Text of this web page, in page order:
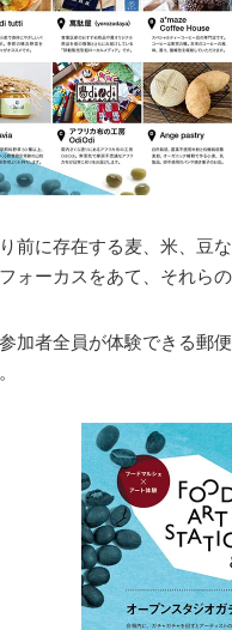
前に存在する麦、米、豆
ォーカスをあて、それら
加者全員が体験できる郵